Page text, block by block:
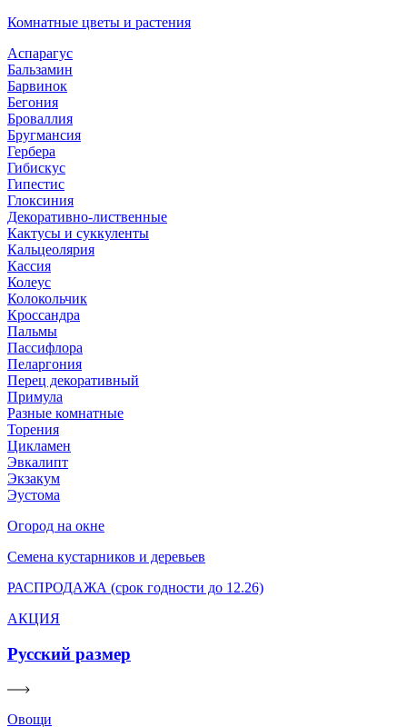
Комнатные цветы и растения
Аспарагус
Бальзамин
Барвинок
Бегония
Броваллия
Бругмансия
Гербера
Гибискус
Гипестис
Глоксиния
Декоративно-лиственные
Кактусы и суккуленты
Кальцеолярия
Кассия
Колеус
Колокольчик
Кроссандра
Пальмы
Пассифлора
Пеларгония
Перец декоративный
Примула
Разные комнатные
Торения
Цикламен
Эвкалипт
Экзакум
Эустома
Огород на окне
Семена кустарников и деревьев
РАСПРОДАЖА (срок годности до 12.26)
АКЦИЯ
Русский размер
Овощи